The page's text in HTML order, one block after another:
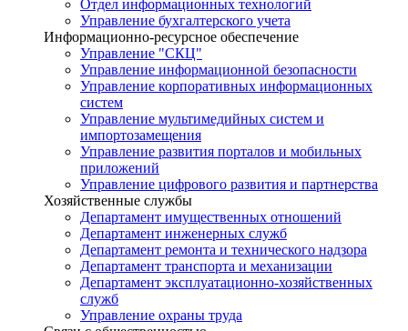
Отдел информационных технологий
Управление бухгалтерского учета
Информационно-ресурсное обеспечение
Управление "СКЦ"
Управление информационной безопасности
Управление корпоративных информационных
систем
Управление мультимедийных систем и
импортозамещения
Управление развития порталов и мобильных
приложений
Управление цифрового развития и партнерства
Хозяйственные службы
Департамент имущественных отношений
Департамент инженерных служб
Департамент ремонта и технического надзора
Департамент транспорта и механизации
Департамент эксплуатационно-хозяйственных
служб
Управление охраны труда